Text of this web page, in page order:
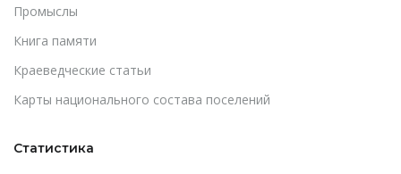
Промыслы
Книга памяти
Краеведческие статьи
Карты национального состава поселений
Статистика